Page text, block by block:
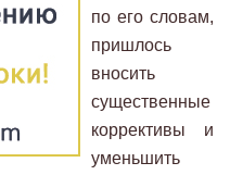
по его словам,
пришлось
вносить
существенные
коррективы и
уменьшить